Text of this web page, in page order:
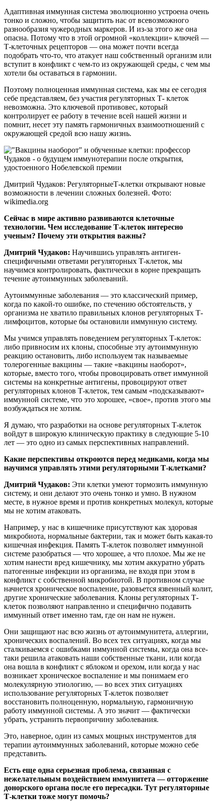
Адаптивная иммунная система эволюционно устроена очень
тонко и сложно, чтобы защитить нас от всевозможного
разнообразия чужеродных маркеров. И из-за этого же она
опасна. Потому что в этой огромной «коллекции» ключей —
Т-клеточных рецепторов — она может почти всегда
подобрать что-то, что атакует наш собственный организм или
вступит в конфликт с чем-то из окружающей среды, с чем мы
хотели бы оставаться в гармонии.
Поэтому полноценная иммунная система, как мы ее сегодня
себе представляем, без участия регуляторных Т- клеток
невозможна. Это ключевой противовес, который
контролирует ее работу в течение всей нашей жизни и
помнит, несет эту память гармоничных взаимоотношений с
окружающей средой всю нашу жизнь.
Дмитрий Чудаков: РегуляторныеТ-клетки открывают новые
возможности в лечении сложных болезней. Фото:
wikimedia.org
Сейчас в мире активно развиваются клеточные
технологии. Чем исследование Т-клеток интересно
ученым? Почему эти открытия важны?
Дмитрий Чудаков: Научившись управлять антиген-
специфичными ответами регуляторных Т-клеток, мы
научимся контролировать, фактически в корне прекращать
течение аутоиммунных заболеваний.
Аутоиммунные заболевания — это классический пример,
когда по какой-то ошибке, по стечению обстоятельств, у
организма не хватило правильных клонов регуляторных Т-
лимфоцитов, которые бы остановили иммунную систему.
Мы учимся управлять поведением регуляторных Т-клеток:
либо привносим их клоны, способные эту аутоиммунную
реакцию остановить, либо используем так называемые
толерогенные вакцины — такие «вакцины наоборот»,
которые, вместо того, чтобы провоцировать ответ иммунной
системы на конкретные антигены, провоцируют ответ
регуляторных клонов Т-клеток, тем самым «подсказывают»
иммунной системе, что это хорошее, «свое», против этого мы
возбуждаться не хотим.
Я думаю, что разработки на основе регуляторных Т-клеток
войдут в широкую клиническую практику в следующие 5-10
лет — это одно из самых перспективных направлений.
Какие перспективы откроются перед медиками, когда мы
научимся управлять этими регуляторными Т-клетками?
Дмитрий Чудаков: Эти клетки умеют тормозить иммунную
систему, и они делают это очень тонко и умно. В нужном
месте, в нужное время и против конкретных молекул, которые
мы не хотим атаковать.
Например, у нас в кишечнике присутствуют как здоровая
микробиота, нормальные бактерии, так и может быть какая-то
кишечная инфекция. Память Т-клеток позволяет иммунной
системе разобраться — что хорошее, а что плохое. Мы же не
хотим нанести вред кишечнику, мы хотим аккуратно убрать
патогенные инфекции из организма, не входя при этом в
конфликт с собственной микробиотой. В противном случае
начнется хроническое воспаление, разовьется язвенный колит,
другие хронические заболевания. Клоны регуляторных Т-
клеток позволяют направленно и специфично подавить
иммунный ответ именно там, где он нам не нужен.
Они защищают нас всю жизнь от аутоиммунитета, аллергии,
хронических воспалений. Во всех тех ситуациях, когда мы
сталкиваемся с ошибками иммунной системы, когда она все-
таки решила атаковать наши собственные ткани, или когда
она вошла в конфликт с яблоком и орехом, или когда у нас
возникает хроническое воспаление и мы понимаем его
молекулярную этиологию, — во всех этих ситуациях
использование регуляторных Т-клеток позволяет
восстановить полноценную, нормальную, гармоничную
работу иммунной системы. А это значит — фактически
убрать, устранить первопричину заболевания.
Это, наверное, один из самых мощных инструментов для
терапии аутоиммунных заболеваний, которые можно себе
представить.
Есть еще одна серьезная проблема, связанная с
нежелательным воздействием иммунитета — отторжение
донорского органа после его пересадки. Тут регуляторные
Т-клетки тоже могут помочь?